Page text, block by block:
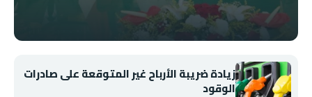
زيادة ضريبة الأرباح غير المتوقعة على صادرات
الوقود